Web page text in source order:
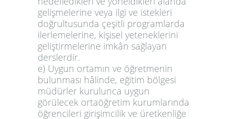
gelişmelerine veya ilgi ve istekleri
doğrultusunda çeşitli programlarda
ilerlemelerine, kişisel yeteneklerini
geliştirmelerine imkân sağlayan
derslerdir.
e) Uygun ortamın ve öğretmenin
bulunması hâlinde, eğitim bölgesi
müdürler kurulunca uygun
görülecek ortaöğretim kurumlarında
öğrencileri girişimcilik ve üretkenliğe